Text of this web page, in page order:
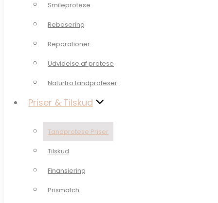
Rebasering
Reparationer
Udvidelse af protese
Naturtro tandproteser
Priser & Tilskud
Tilskud
Finansiering
Prismatch
Vores klinik
Smileprotese
Rebasering
Reparationer
Udvidelse af protese
Naturtro tandproteser
Priser & Tilskud
Tandprotese Priser
Tilskud
Finansiering
Prismatch